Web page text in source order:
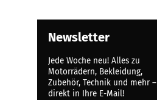
Newsletter
Jede Woche neu! Alles zu
Motorrädern, Bekleidung,
Zubehör, Technik und mehr –
direkt in Ihre E-Mail!